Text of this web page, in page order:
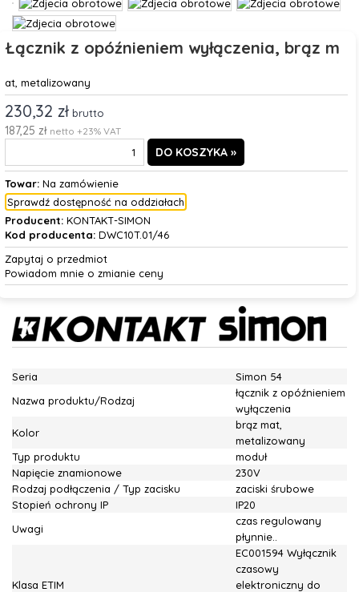
Łącznik z opóźnieniem wyłączenia, brąz m
at, metalizowany
230,32 zł brutto
187,25 zł netto +23% VAT
Towar:Na zamówienie
Sprawdź dostępność na oddziałach
Producent:KONTAKT-SIMON
Kod producenta:DWC10T.01/46
Zapytaj o przedmiot
Powiadom mnie o zmianie ceny
Seria
Simon 54
Nazwa produktu/Rodzaj
łącznik z opóźnieniem
wyłączenia
Kolor
brąz mat,
metalizowany
Typ produktu
moduł
Napięcie znamionowe
230V
Rodzaj podłączenia / Typ zacisku
zaciski śrubowe
Stopień ochrony IP
IP20
Uwagi
czas regulowany
płynnie..
Klasa ETIM
EC001594 Wyłącznik
czasowy
elektroniczny do